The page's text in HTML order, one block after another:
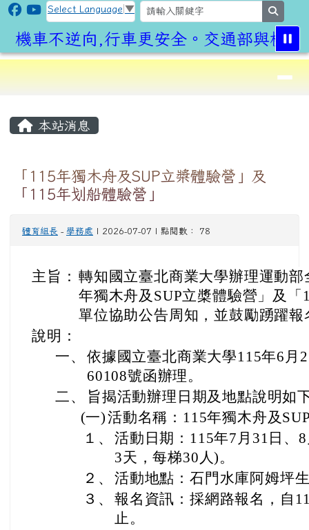
跳至主內容區
CLPS Site
Select Language ▼
機車不逆向,行車更安全。交通部與桃園
⏸
導覽列
本站消息
「115年獨木舟及SUP立槳體驗營」及
「115年划船體驗營」
體育組長 - 學務處 | 2026-07-07 | 點閱數： 78
主旨： 轉知國立臺北商業大學辦理運動
年獨木舟及SUP立槳體驗營」及
單位協助公告周知，並鼓勵踴躍
說明：
一、 依據國立臺北商業大學115年6月
60108號函辦理。
二、
旨揭活動辦理日期及地點說明如
(一)活動名稱：115年獨木舟及
１、 活動日期：115年7月31日、
3天，每梯30人)。
２、 活動地點：石門水庫阿姆坪
３、 報名資訊：採網路報名，自
止。